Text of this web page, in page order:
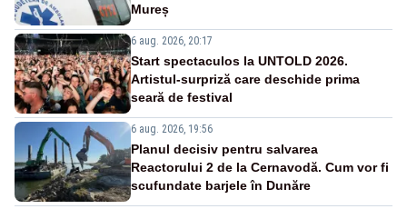
Mureș
6 aug. 2026, 20:17
Start spectaculos la UNTOLD 2026.
Artistul-surpriză care deschide prima
seară de festival
6 aug. 2026, 19:56
Planul decisiv pentru salvarea
Reactorului 2 de la Cernavodă. Cum vor fi
scufundate barjele în Dunăre